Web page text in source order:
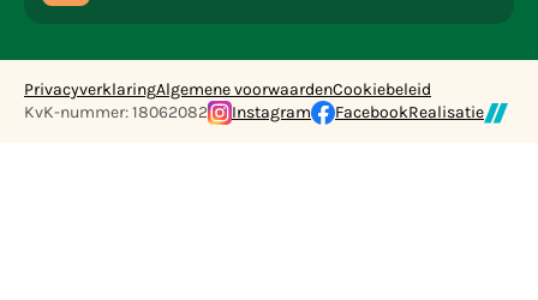
PrivacyverklaringAlgemene voorwaardenCookiebeleid
KvK-nummer: 18062082
Instagram FacebookRealisatie